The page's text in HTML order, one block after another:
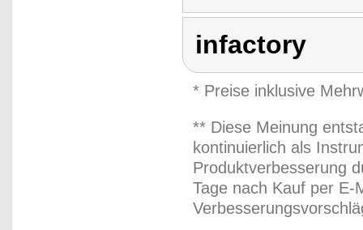
infactory
* Preise inklusive
** Diese Meinung
kontinuierlich als
Produktverbesserung
Tage nach Kauf per E-